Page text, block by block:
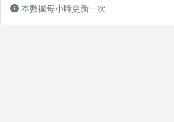
本數據每小時更新一次